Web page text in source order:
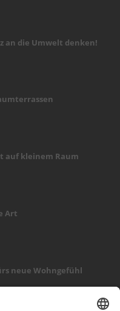
an die Umwelt denken!
auf kleinem Raum
Art
neue Wohngefühl